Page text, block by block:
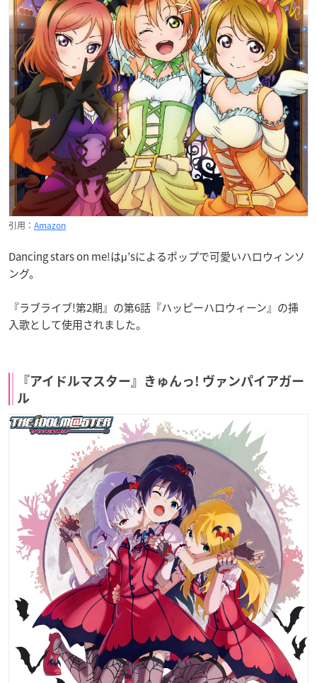
引用： Amazon
Dancing stars on me!はμ’sによるポップで可愛いハロウィンソ
ング。
『ラブライブ!第2期』の第6話『ハッピーハロウィーン』の挿
入歌として使用されました。
『アイドルマスター』きゅんっ! ヴァンパイアガー
ル